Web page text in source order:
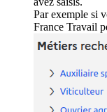
Par exemple si
France Travail